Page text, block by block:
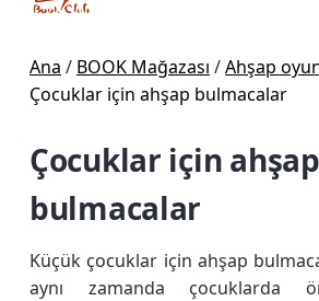
Ana / BOOK Mağazası /Ahşap
Çocuklar için ahşap bulmacalar
Çocuklar için ahşap
bulmacalar
Küçük çocuklar için ahşap
aynı zamanda çocuklarda